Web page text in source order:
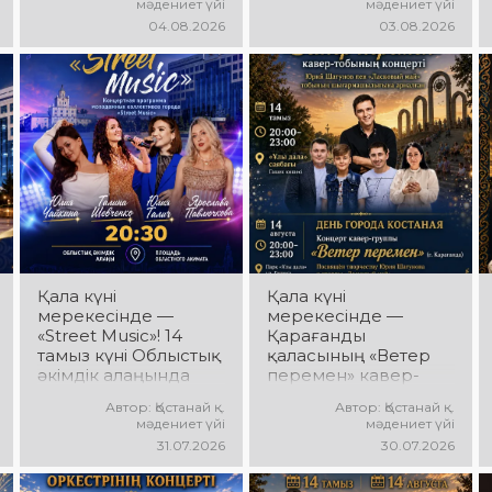
«Даму бала»
жобасының балалар
шығармашылық
ұжымдары
қатысатын «Алтын
дән» фестивалі өтеді!
Сіздерді жас
таланттардың
жарқын өнері, әсем
әндер, әсерлі билер
мен мерекелік көңіл
күй күтеді!
мәдениет үйі
04.08.2026
ансамблінің
бағдарламасы өтеді!
Ансамбль жетекшісі
— Шамиль
Фахрутдинов.
Сіздерді әсерлі
хореографиялық
қойылымдар,
жарқын бейнелер,
қуатты ырғақ пен
мерекелік көңіл күй
күтеді!
мәдениет үйі
03.08.2026
Қала күні
мерекесінде —
«Street Music»! 14
тамыз күні Облыстық
әкімдік алаңында
ұжымдарының
«Street Music»
бағдарламасы өтеді!
Автор: Қостанай қ.
мәдениет үйі
31.07.2026
Қала күні
мерекесінде —
Қарағанды
қаласының «Ветер
перемен» кавер-
«Ұлы Дала»
саябағында Юрий
Шатунов пен
«Ласковый май»
Автор: Қостанай қ.
мәдениет үйі
30.07.2026